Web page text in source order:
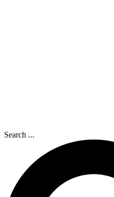
Search ...